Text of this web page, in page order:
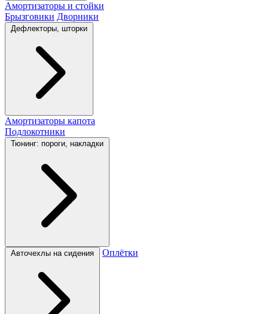
Амортизаторы и стойки
Брызговики Дворники
Дефлекторы, шторки
Амортизаторы капота
Подлокотники
Тюнинг: пороги, накладки
Авточехлы на сидения Оплётки